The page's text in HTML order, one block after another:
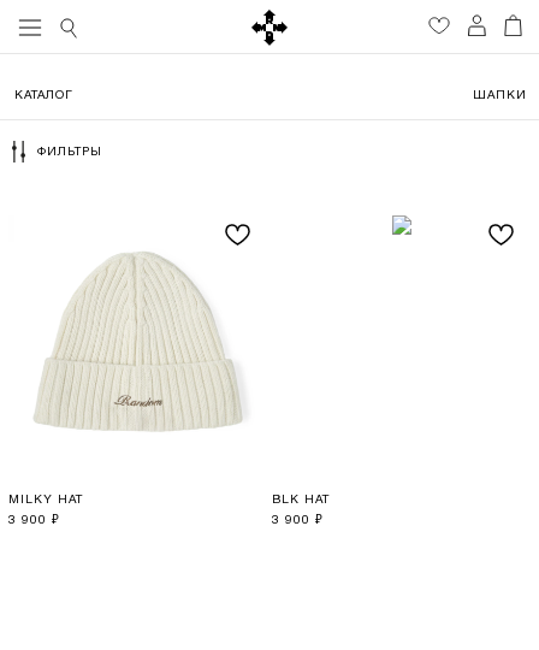
КАТАЛОГ ШАПКИ
ФИЛЬТРЫ
MILKY HAT
3 900
₽
BLK HAT
3 900
₽